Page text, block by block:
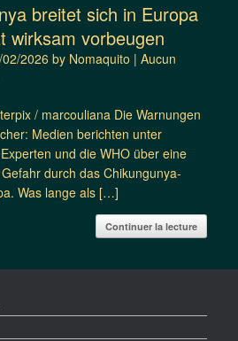
breitet sich in Europa
wirksam vorbeugen
2026 by Nomaquito | Aucun
/ marcouliana Die Warnungen
Medien berichten unter
und die WHO über eine
durch das Chikungunya-
Was lange als […]
Continuer la lecture